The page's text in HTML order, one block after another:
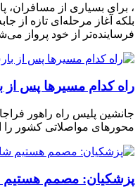
، برای بسیاری از مسافران،
بلکه آغاز مرحله‌ای تازه از
فرساینده‌تر از خود پرواز
راه کدام مسیرها پس
جانشین پلیس راه راهور
محورهای مواصلاتی کشور را
پزشکیان: مصمم هستیم